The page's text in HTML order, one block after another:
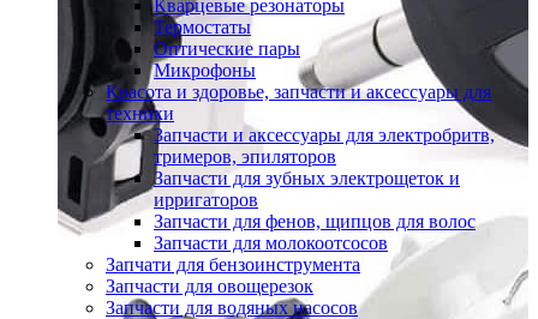
Кварцевые резонаторы
Термостаты
Оптические пары
Микрофоны
Красота и здоровье, запчасти и аксессуары для
техники
Запчасти и аксессуары для электробритв,
тримеров, эпиляторов
Запчасти для зубных электрощеток и
ирригаторов
Запчасти для фенов, щипцов для волос
Запчасти для молокоотсосов
Запчати для бензоинструмента
Запчасти для овощерезок
Запчасти для водяных насосов